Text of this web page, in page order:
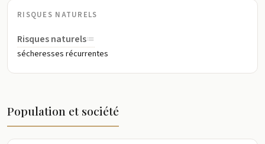
RISQUES NATURELS
Risques naturels
sécheresses récurrentes
Population et société